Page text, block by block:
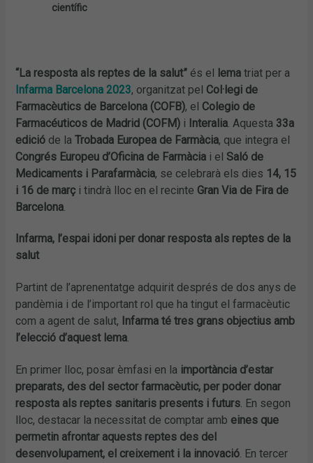
científic
“La resposta als reptes de la salut” és el lematriat per a
Infarma Barcelona 2023, organitzat pel Col·legi de
Farmacèutics de Barcelona (COFB), el Colegio de
Farmacéuticos de Madrid (COFM) i Interalia . Aquesta 33a
edició de laTrobada Europea de Farmàcia, que integra el
Congrés Europeu d’Oficina de Farmàcia i el Saló de
Medicaments i Parafarmàcia, se celebrarà els dies 14, 15
i 16 de març i tindrà lloc en el recinte Gran Via de Fira de
Barcelona
Infarma, l’espai idoni per donar resposta als reptes de la
salut
Partint de l’aprenentatge adquirit després de dos anys de
pandèmia i de l’important rol que ha tingut el farmacèutic
com a agent de salut, Infarma té tres grans objectius amb
l’elecció d’aquest lema.
En primer lloc, posar èmfasi en la importància d’estar
preparats, des del sector farmacèutic, per poder donar
resposta als reptes sanitaris presents i futurs. En segon
lloc, destacar la necessitat de comptar amb eines que
permetin afrontar aquests reptes des del
desenvolupament, el creixement i la innovació. En tercer